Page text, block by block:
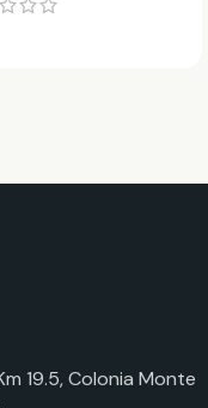
19.5, Colonia Monte